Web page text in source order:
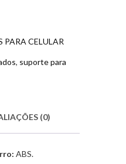
PARA CELULAR
, suporte para
(0)
ABS.